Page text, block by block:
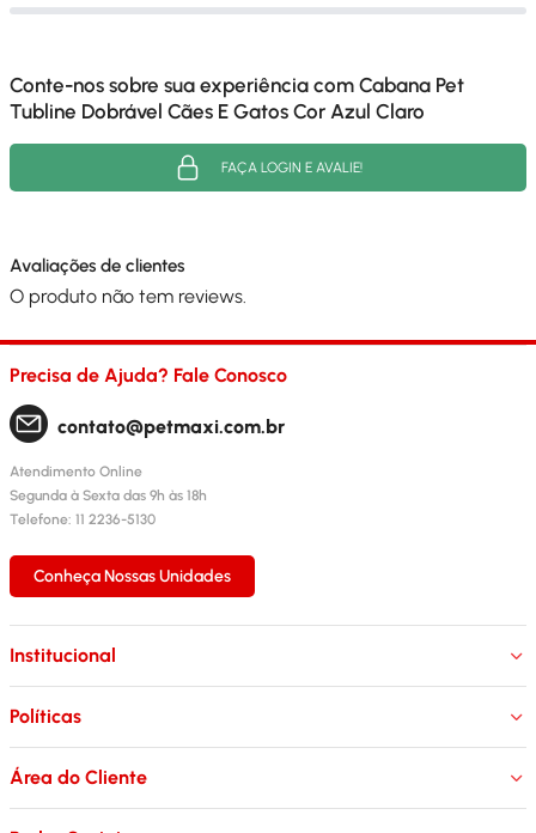
Conte-nos sobre sua experiência com Cabana Pet
Tubline Dobrável Cães E Gatos Cor Azul Claro
FAÇA LOGIN E AVALIE!
Avaliações de clientes
O produto não tem reviews.
Precisa de Ajuda? Fale Conosco
contato@petmaxi.com.br
Atendimento Online
Segunda à Sexta das 9h às 18h
Telefone: 11 2236-5130
Conheça Nossas Unidades
Institucional
Políticas
Área do Cliente